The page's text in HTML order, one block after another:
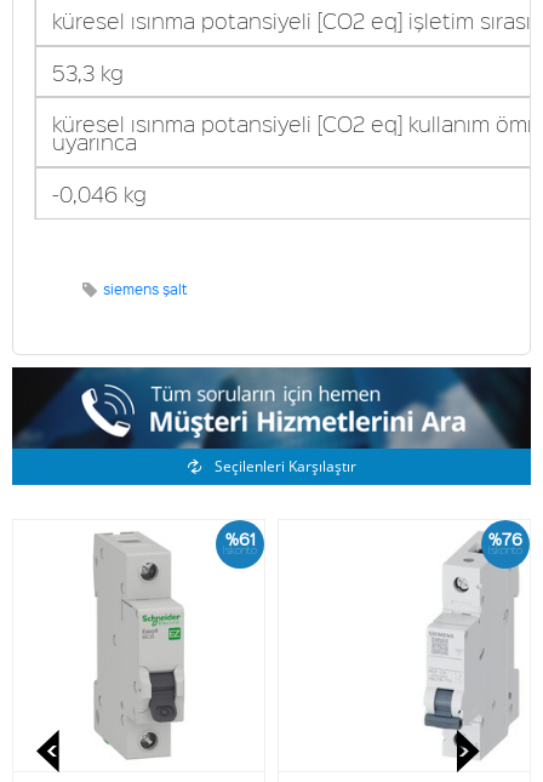
küresel ısınma potansiyeli [CO2 eq] işletim
53,3 kg
küresel ısınma potansiyeli [CO2 eq] kullanım
uyarınca
-0,046 kg
siemens şalt
Benzer Ürünler
Seçilenleri Karşılaştır
%61
İskonto %76
İskonto